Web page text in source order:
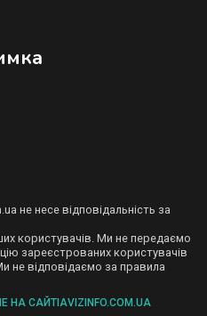
не несе відповідальність за
користувачів. Ми не передаємо
зареєстрованих користувачів
не відповідаємо за правила
реклама Google
детальніше про
НА САЙТІAVIZINFO.COM.UA